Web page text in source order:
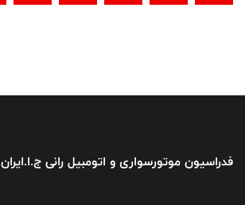
فدراسیون موتورسواری و اتومبیل رانی ج.ا.ایران